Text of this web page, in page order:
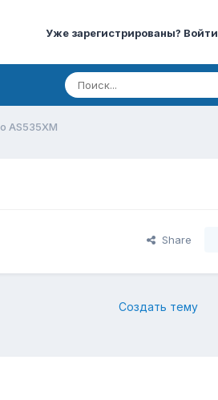
Уже зарегистрированы? Войти
AS535XM
Share
Создать тему